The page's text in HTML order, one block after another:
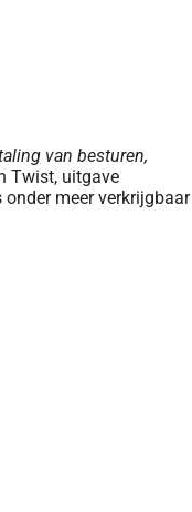
van besturen,
Twist, uitgave
meer verkrijgbaar